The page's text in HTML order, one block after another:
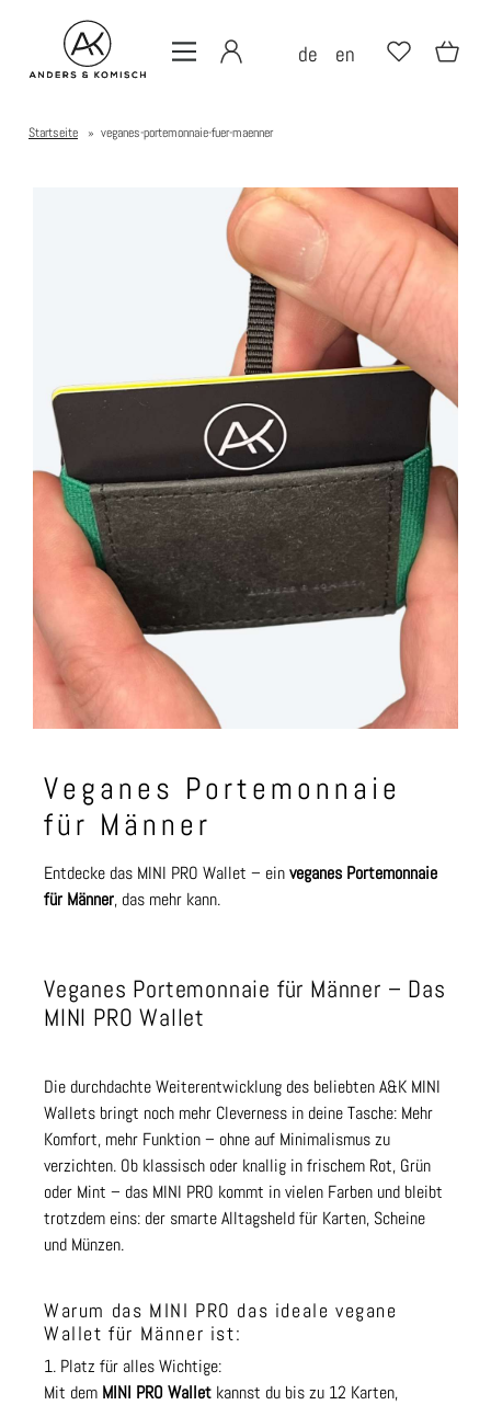
de en
Startseite » veganes-portemonnaie-fuer-maenner
Veganes Portemonnaie
für Männer
Entdecke das MINI PRO Wallet – einveganes Portemonnaie
für Männer, das mehr kann.
Veganes Portemonnaie für Männer – Das
MINI PRO Wallet
Die durchdachte Weiterentwicklung des beliebten A&K MINI
Wallets bringt noch mehr Cleverness in deine Tasche: Mehr
Komfort, mehr Funktion – ohne auf Minimalismus zu
verzichten. Ob klassisch oder knallig in frischem Rot, Grün
oder Mint – das MINI PRO kommt in vielen Farben und bleibt
trotzdem eins: der smarte Alltagsheld für Karten, Scheine
und Münzen.
Warum das MINI PRO das ideale vegane
Wallet für Männer ist:
1. Platz für alles Wichtige:
Mit dem MINI PRO Wallet kannst du bis zu 12 Karten,